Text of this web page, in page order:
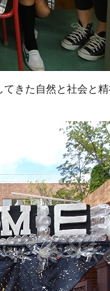
きた自然と社会と